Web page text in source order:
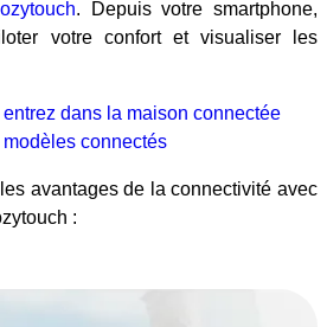
. Depuis votre smartphone,
votre confort et visualiser les
entrez dans la maison connectée
connectés
avantages de la connectivité avec
: